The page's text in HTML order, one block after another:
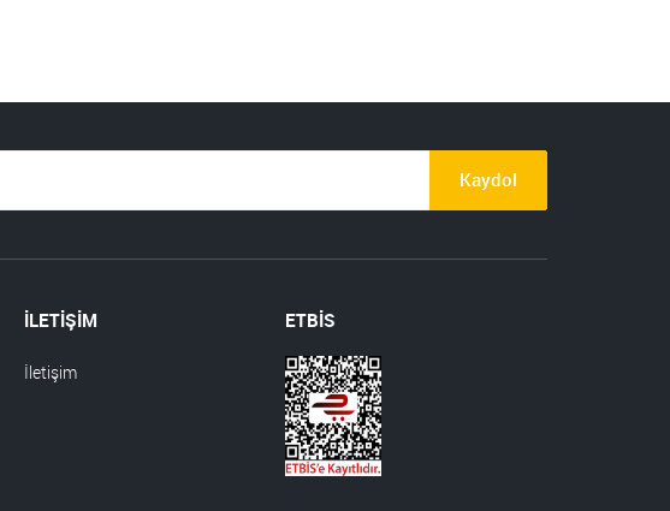
Kaydol
İLETİŞİM
İletişim
ETBİS